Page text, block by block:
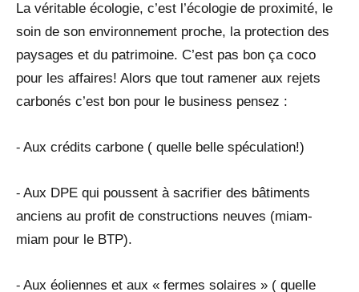
La véritable écologie, c’est l’écologie de proximité, le
soin de son environnement proche, la protection des
paysages et du patrimoine. C’est pas bon ça coco
pour les affaires! Alors que tout ramener aux rejets
carbonés c’est bon pour le business pensez :
⁃ Aux crédits carbone ( quelle belle spéculation!)
⁃ Aux DPE qui poussent à sacrifier des bâtiments
anciens au profit de constructions neuves (miam-
miam pour le BTP).
⁃ Aux éoliennes et aux « fermes solaires » ( quelle